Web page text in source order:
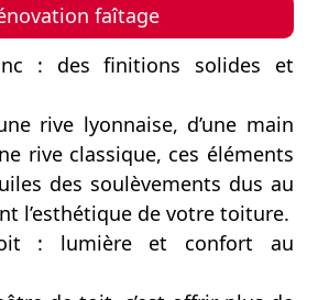
faîtage
: des finitions solides et
rive lyonnaise, d’une main
rive classique, ces éléments
des soulèvements dus au
l’esthétique de votre toiture.
: lumière et confort au